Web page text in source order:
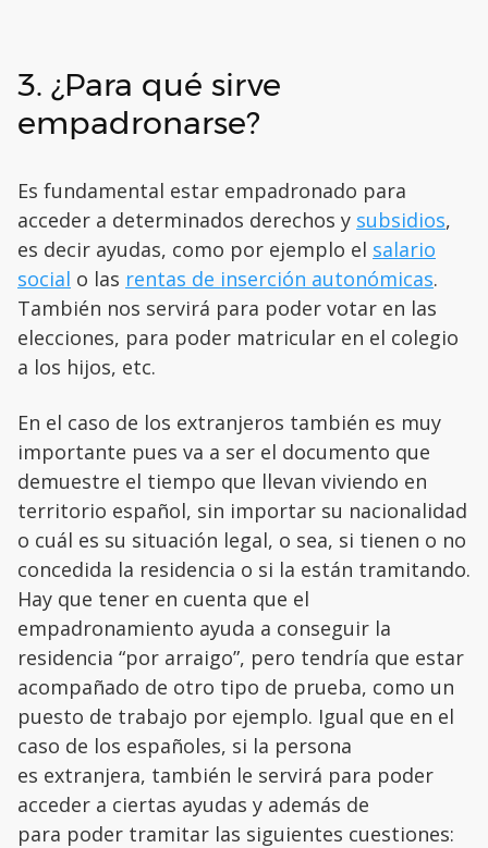
3. ¿Para qué sirve
empadronarse?
Es fundamental estar empadronado para
acceder a determinados derechos y subsidios,
es decir ayudas, como por ejemplo el salario
social o las rentas de inserción autonómicas.
También nos servirá para poder votar en las
elecciones, para poder matricular en el colegio
a los hijos, etc.
En el caso de los extranjeros también es muy
importante pues va a ser el documento que
demuestre el tiempo que llevan viviendo en
territorio español, sin importar su nacionalidad
o cuál es su situación legal, o sea, si tienen o no
concedida la residencia o si la están tramitando.
Hay que tener en cuenta que el
empadronamiento ayuda a conseguir la
residencia “por arraigo”, pero tendría que estar
acompañado de otro tipo de prueba, como un
puesto de trabajo por ejemplo. Igual que en el
caso de los españoles, si la persona
es extranjera, también le servirá para poder
acceder a ciertas ayudas y además de
para poder tramitar las siguientes cuestiones: